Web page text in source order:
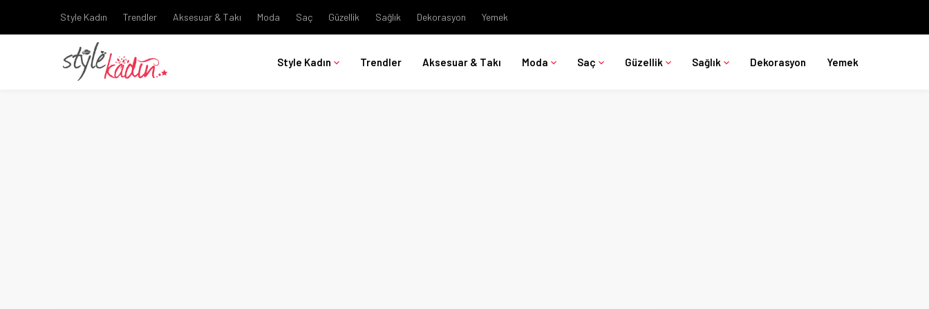
Style Kadın Trendler Aksesuar & Takı Moda Saç Güzellik Sağlık Dekorasyon Yemek
Style Kadın Trendler Aksesuar & Takı Moda Saç Güzellik Sağlık Dekorasyon Yemek